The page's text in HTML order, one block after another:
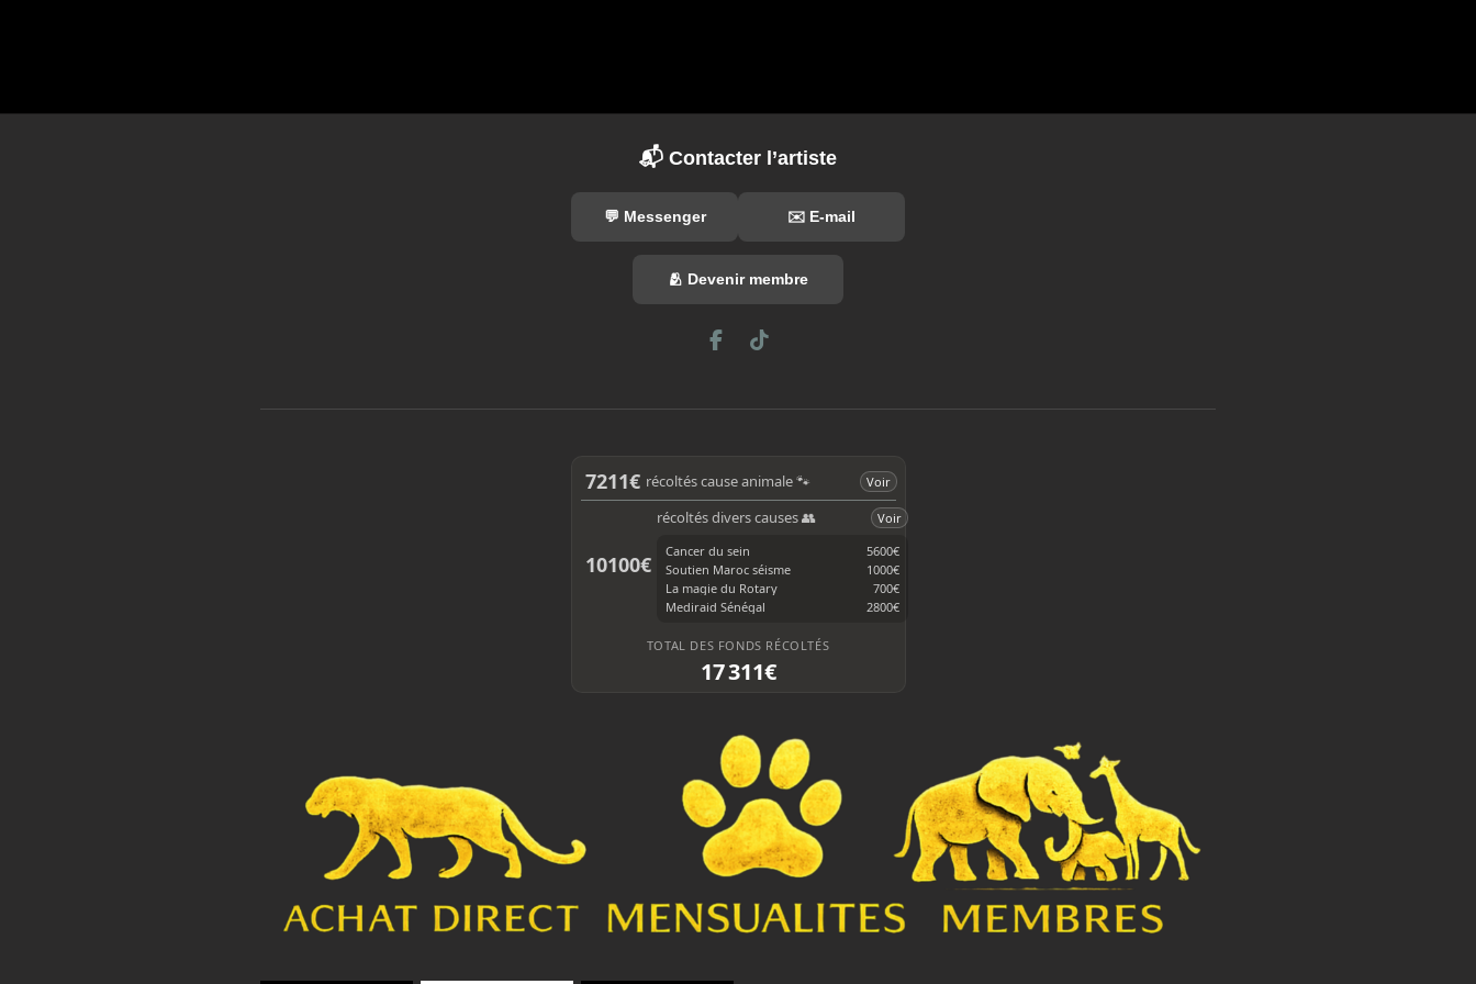
📬 Contacter l’artiste
💬 Messenger ✉️ E-mail
🫂 Devenir membre
F
e
k
T
T
7211€ récoltés cause animale 🐾 Voir
10100€
récoltés divers causes 👥
Voir
Cancer du sein
5600€
Soutien Maroc séisme
1000€
La magie du Rotary
700€
Mediraid Sénégal
2800€
TOTAL DES FONDS RÉCOLTÉS
17 311€